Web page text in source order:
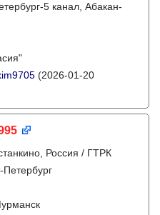
5 канал, Абакан-
(2026-01-20
Россия / ГТРК